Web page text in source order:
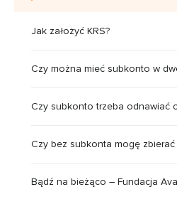
Jak założyć KRS?
Czy można mieć subkonto w
Czy subkonto trzeba odnawiać
Czy bez subkonta mogę zbierać
Bądź na bieżąco – Fundacja